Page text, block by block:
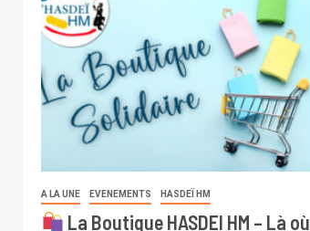
A LA UNE EVENEMENTS HASDEÏ HM
La Boutique HASDEI HM – Là où